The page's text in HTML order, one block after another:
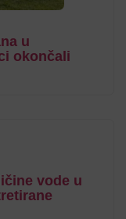
u
okončali
vode u